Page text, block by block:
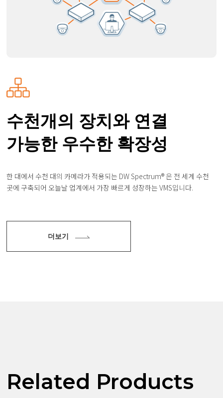
수천개의 장치와 연결
가능한 우수한 확장성
한 대에서 수천 대의 카메라가 적용되는 DW Spectrum® 은 전 세계 수천
곳에 구축되어 오늘날 업계에서 가장 빠르게 성장하는 VMS입니다.
더보기
Related Products